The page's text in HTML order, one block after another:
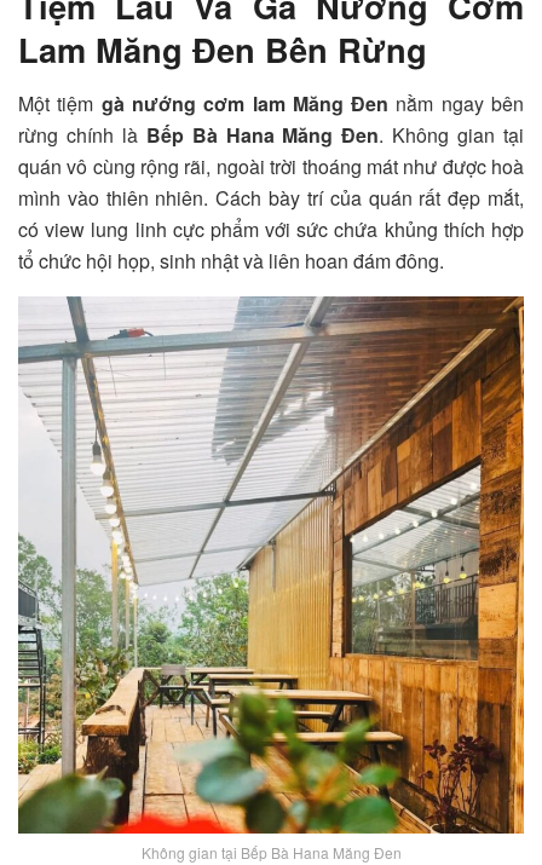
Lam Măng Đen Bên Rừng
Một tiệm gà nướng cơm lam Măng Đen nằm ngay bên
rừng chính là Bếp Bà Hana Măng Đen. Không gian tại
quán vô cùng rộng rãi, ngoài trời thoáng mát như được hoà
mình vào thiên nhiên. Cách bày trí của quán rất đẹp mắt,
có view lung linh cực phẩm với sức chứa khủng thích hợp
tổ chức hội họp, sinh nhật và liên hoan đám đông.
Không gian tại Bếp Bà Hana Măng Đen